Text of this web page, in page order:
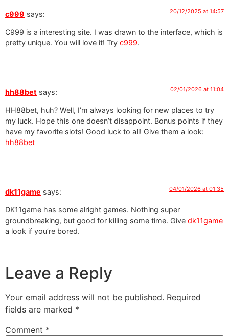
c999 says: 20/12/2025 at 14:57
C999 is a interesting site. I was drawn to the interface, which is
pretty unique. You will love it! Try c999.
hh88bet says: 02/01/2026 at 11:04
HH88bet, huh? Well, I’m always looking for new places to try
my luck. Hope this one doesn’t disappoint. Bonus points if they
have my favorite slots! Good luck to all! Give them a look:
hh88bet
dk11game says: 04/01/2026 at 01:35
DK11game has some alright games. Nothing super
groundbreaking, but good for killing some time. Give dk11game
a look if you’re bored.
Leave a Reply
Your email address will not be published. Required
fields are marked *
Comment *